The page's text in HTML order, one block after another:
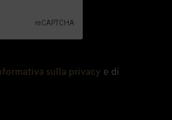
sulla privacy e di